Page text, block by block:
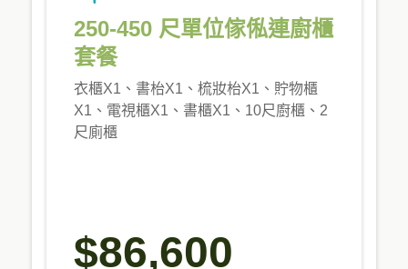
250-450 尺單位傢俬連廚櫃
套餐
衣櫃X1、書枱X1、梳妝枱X1、貯物櫃
X1、電視櫃X1、書櫃X1、10尺廚櫃、2
尺廁櫃
$86,600